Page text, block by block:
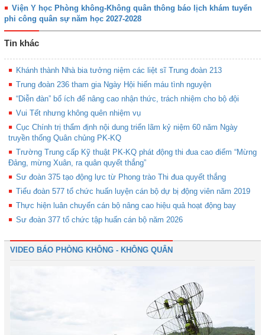
Viện Y học Phòng không-Không quân thông báo lịch khám tuyển
phi công quân sự năm học 2027-2028
Tin khác
Khánh thành Nhà bia tưởng niệm các liệt sĩ Trung đoàn 213
Trung đoàn 236 tham gia Ngày Hội hiến máu tình nguyện
“Diễn đàn” bổ ích để nâng cao nhận thức, trách nhiệm cho bộ đội
Vui Tết nhưng không quên nhiệm vụ
Cục Chính trị thẩm định nội dung triển lãm kỷ niệm 60 năm Ngày
truyền thống Quân chủng PK-KQ
Trường Trung cấp Kỹ thuật PK-KQ phát động thi đua cao điểm “Mừng
Đảng, mừng Xuân, ra quân quyết thắng”
Sư đoàn 375 tạo động lực từ Phong trào Thi đua quyết thắng
Tiểu đoàn 577 tổ chức huấn luyện cán bộ dự bị động viên năm 2019
Thực hiện luân chuyển cán bộ nâng cao hiệu quả hoạt động bay
Sư đoàn 377 tổ chức tập huấn cán bộ năm 2026
VIDEO BÁO PHÒNG KHÔNG - KHÔNG QUÂN